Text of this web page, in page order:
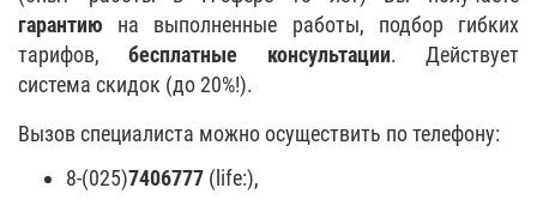
гарантию на выполненные работы, подбор гибких
тарифов,бесплатные консультации. Действует
система скидок (до 20%!).
Вызов специалиста можно осуществить по телефону:
8-(025)7406777 (life:),